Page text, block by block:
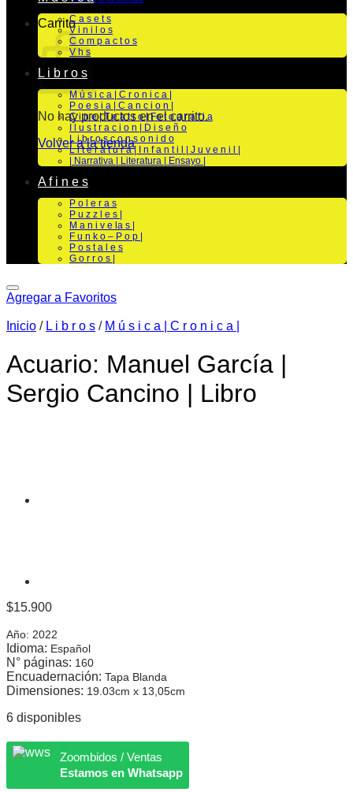
Carrito
No hay productos en el carrito.
Volver a la tienda
C a s e t s
V i n i l o s
C o m p a c t o s
V h s
L i b r o s
M ú s i c a | C r o n i c a |
P o e s i a | C a n c i o n |
C i n e | T e a t r o | Fo t o g r a f i a
I l u s t r a c i o n | D i s e ñ o
L i b r o s c o n s o n i d o
L i t e r a t u r a | I n f a n t i l | J u v e n i l |
| Narrativa | Literatura | Ensayo |
A f i n e s
P o l e r a s
P u z z l e s |
M a n i v e la s |
F u n k o – P o p |
P o s t a l e s
G o r r o s |
Agregar a Favoritos
Inicio / L i b r o s / M ú s i c a | C r o n i c a |
Acuario: Manuel García |
Sergio Cancino | Libro
$15.900
Año: 2022
Idioma: Español
N° páginas: 160
Encuadernación: Tapa Blanda
Dimensiones: 19.03cm x 13,05cm
6 disponibles
Zoombidos / Ventas
Estamos en Whatsapp